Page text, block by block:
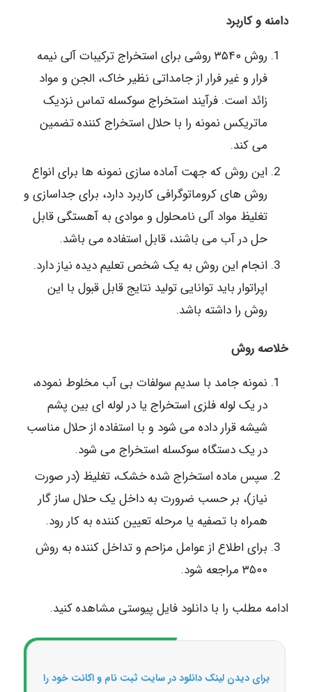
دامنه و کاربرد
روش ۳۵۴۰ روشی برای استخراج ترکیبات آلی نیمه
فرار و غیر فرار از جامداتی نظیر خاک، الجن و مواد
زائد است. فرآیند استخراج سوکسله تماس نزدیک
ماتریکس نمونه را با حلال استخراج کننده تضمین
می کند.
این روش که جهت آماده سازی نمونه ها برای انواع
روش های کروماتوگرافی کاربرد دارد، برای جداسازی و
تغلیظ مواد آلی نامحلول و موادی به آهستگی قابل
حل در آب می باشند، قابل استفاده می باشد.
انجام این روش به یک شخص تعلیم دیده نیاز دارد.
اپراتوار باید توانایی تولید نتایج قابل قبول با این
روش را داشته باشد.
خلاصه روش
نمونه جامد با سدیم سولفات بی آب مخلوط نموده،
در یک لوله فلزی استخراج یا در لوله ای بین پشم
شیشه قرار داده می شود و با استفاده از حلال مناسب
در یک دستگاه سوکسله استخراج می شود.
سپس ماده استخراج شده خشک، تغلیظ (در صورت
نیاز)، بر حسب ضرورت به داخل یک حلال ساز گار
همراه با تصفیه یا مرحله تعیین کننده به کار رود.
برای اطلاع از عوامل مزاحم و تداخل کننده به روش
۳۵۰۰ مراجعه شود.
ادامه مطلب را با دانلود فایل پیوستی مشاهده کنید.
برای دیدن لینک دانلود در سایت ثبت نام و اکانت خود را